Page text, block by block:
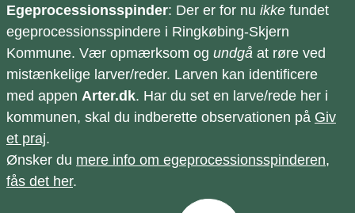
Egeprocessionsspinder: Der er for nu ikke fundet
egeprocessionsspindere i Ringkøbing-Skjern
Kommune. Vær opmærksom og undgå at røre ved
mistænkelige larver/reder. Larven kan identificere
med appen Arter.dk. Har du set en larve/rede her i
kommunen, skal du indberette observationen på Giv
et praj.
Ønsker du mere info om egeprocessionsspinderen,
fås det her.